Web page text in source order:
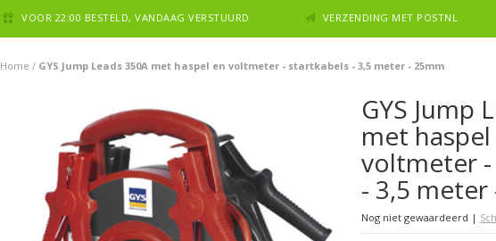
VOOR 22:00 BESTELD, VANDAAG VERSTUURD VERZENDING MET POSTNL
Home / GYS Jump Leads 350A met haspel en voltmeter - startkabels - 3,5 meter - 25mm
GYS Jump
met haspel
voltmeter
- 3,5 meter
Nog niet gewaardeerd |